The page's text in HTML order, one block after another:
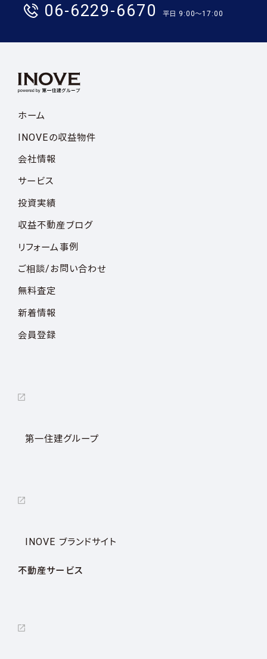
06-6229-6670 平日 9:00〜17:00
ホーム
INOVEの収益物件
会社情報
サービス
投資実績
収益不動産ブログ
リフォーム事例
ご相談/お問い合わせ
無料査定
新着情報
会員登録
第一住建グループ
INOVE ブランドサイト
不動産サービス